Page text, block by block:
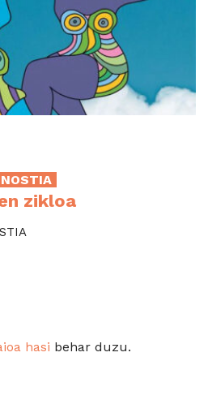
zikloa
hasi behar duzu.